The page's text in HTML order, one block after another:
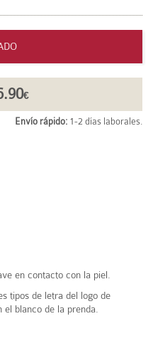
€
Envío rápido: 1-2 días laborales.
en contacto con la piel.
tipos de letra del logo de
blanco de la prenda.